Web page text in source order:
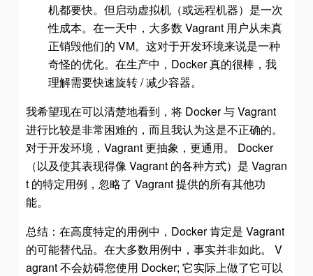
机都要快。但启动虚拟机（或远程机器）是一次
性成本。在一天中，大多数 Vagrant 用户从未真
正销毁他们的 VM。这对于开发环境来说是一种
奇怪的优化。在生产中，Docker 真的很棒，我
理解需要快速旋转 / 减少容器。
我希望现在可以清楚地看到，将 Docker 与 Vagrant
进行比较是非常困难的，而且我认为这是不正确的。
对于开发环境，Vagrant 更抽象，更通用。 Docker
（以及使其表现得像 Vagrant 的各种方式）是 Vagran
t 的特定用例，忽略了 Vagrant 提供的所有其他功
能。
总结：在高度特定的用例中，Docker 肯定是 Vagrant
的可能替代品。在大多数用例中，事实并非如此。 V
agrant 不会妨碍您使用 Docker; 它实际上做了它可以